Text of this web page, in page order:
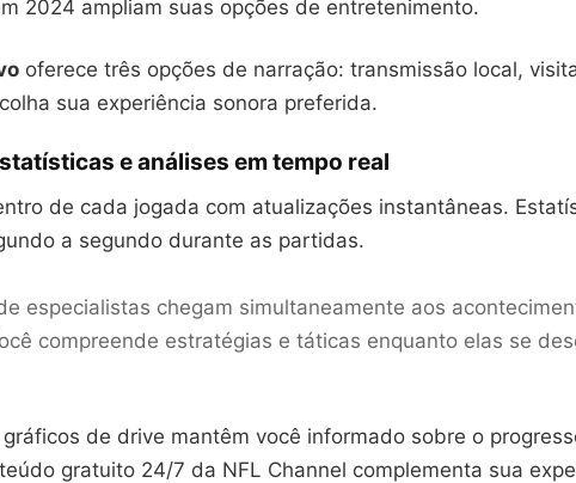
2024 ampliam suas opções de entretenimento.
oferece três opções de narração: transmissão local,
sua experiência sonora preferida.
e análises em tempo real
de cada jogada com atualizações instantâneas.
a segundo durante as partidas.
especialistas chegam simultaneamente aos
compreende estratégias e táticas enquanto elas se
de drive mantêm você informado sobre o
gratuito 24/7 da NFL Channel complementa sua